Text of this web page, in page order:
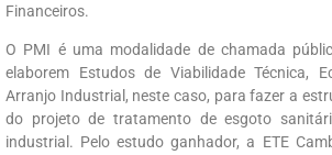
Financeiros.
O PMI é uma modalidade de chamada
elaborem Estudos de Viabilidade Técnica,
Arranjo Industrial, neste caso, para fazer a
do projeto de tratamento de esgoto
industrial. Pelo estudo ganhador, a ETE